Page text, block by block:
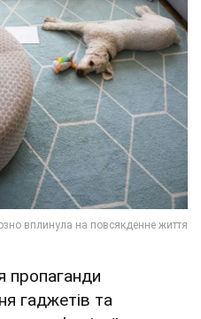
пропаганди
гаджетів та